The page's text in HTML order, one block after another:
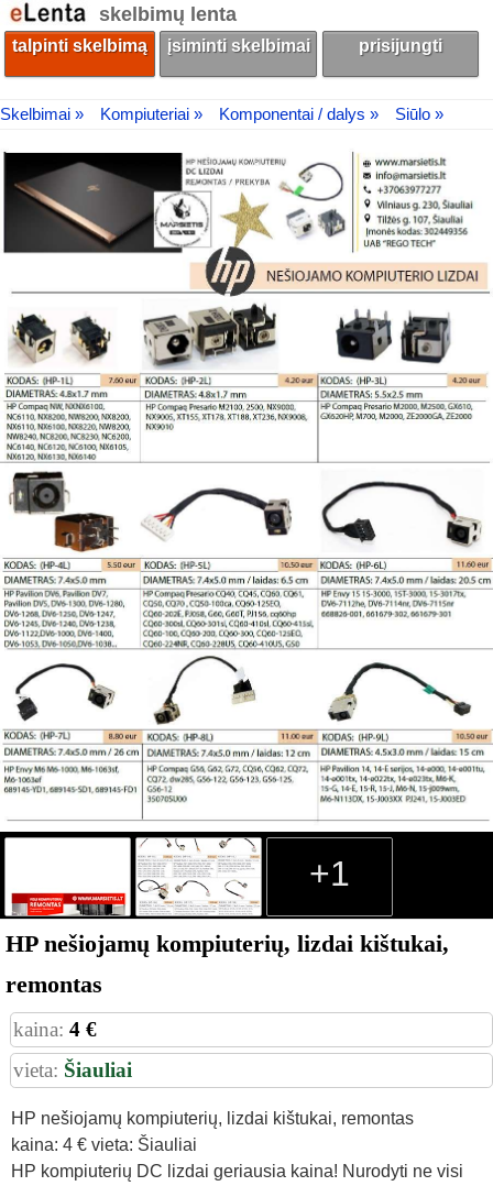
skelbimų lenta
talpinti skelbimą įsiminti skelbimai prisijungti
Skelbimai » Kompiuteriai » Komponentai / dalys » Siūlo »
+1
HP nešiojamų kompiuterių, lizdai kištukai,
remontas
kaina: 4 €
vieta: Šiauliai
HP nešiojamų kompiuterių, lizdai kištukai, remontas
kaina: 4 € vieta: Šiauliai
HP kompiuterių DC lizdai geriausia kaina! Nurodyti ne visi